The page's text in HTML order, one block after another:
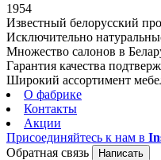
1954
Известный белорусский
Исключительно
Множество салонов в
Гарантия качества
Широкий ассортимент
О фабрике
Контакты
Акции
Присоединяйтесь к нам в
Обратная связь
Написать